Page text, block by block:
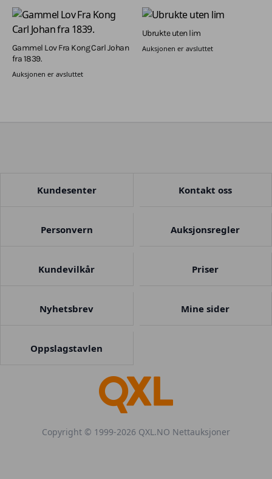
Gammel Lov Fra Kong Carl Johan
fra 1839.
Auksjonen er avsluttet
Ubrukte uten lim
Auksjonen er avsluttet
Copyright © 1999-2026 QXL.NO Nettauksjoner
Kundesenter Kontakt oss
Personvern Auksjonsregler
Kundevilkår Priser
Nyhetsbrev Mine sider
Oppslagstavlen